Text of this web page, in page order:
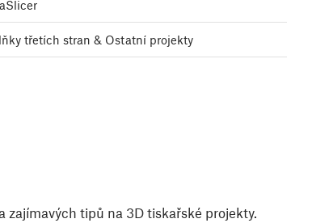
třetích stran & Ostatní projekty
tipů na 3D tiskařské projekty.